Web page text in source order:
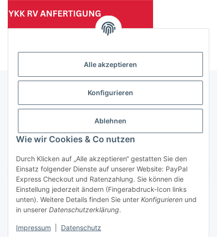
Alle akzeptieren
Konfigurieren
Ablehnen
Wie wir Cookies & Co nutzen
Durch Klicken auf „Alle akzeptieren“ gestatten Sie den
Einsatz folgender Dienste auf unserer Website: PayPal
Express Checkout und Ratenzahlung. Sie können die
Einstellung jederzeit ändern (Fingerabdruck-Icon links
unten). Weitere Details finden Sie unter Konfigurieren und
in unserer Datenschutzerklärung.
Impressum Datenschutz
(Mindesttabnahmemenge 10 Stück je Länge und Farbe)
Informationen
Gesetzliche Informationen
Vertrag widerrufen
* Alle Preise zzgl. gesetzlicher USt., zzgl.